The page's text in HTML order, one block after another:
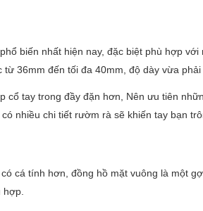
biến nhất hiện nay, đặc biệt phù hợp
36mm đến tối đa 40mm, độ dày vừa
cổ tay trong đầy đặn hơn, Nên ưu tiên
nhiều chi tiết rườm rà sẽ khiến tay bạn
cá tính hơn, đồng hồ mặt vuông là một